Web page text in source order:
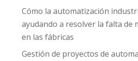
Cómo la automatización
ayudando a resolver la falta de
en las fábricas
Gestión de proyectos de